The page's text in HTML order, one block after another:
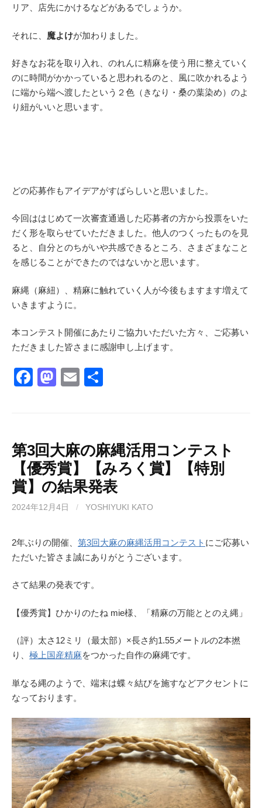
リア、店先にかけるなどがあるでしょうか。
それに、 魔よけが加わりました。
好きなお花を取り入れ、のれんに精麻を使う用に整えていく
のに時間がかかっていると思われるのと、風に吹かれるよう
に端から端へ渡したという２色（きなり・桑の葉染め）のよ
り紐がいいと思います。
どの応募作もアイデアがすばらしいと思いました。
今回ははじめて一次審査通過した応募者の方から投票をいた
だく形を取らせていただきました。他人のつくったものを見
ると、自分とのちがいや共感できるところ、さまざまなこと
を感じることができたのではないかと思います。
麻縄（麻紐）、精麻に触れていく人が今後もますます増えて
いきますように。
本コンテスト開催にあたりご協力いただいた方々、ご応募い
ただきました皆さまに感謝申し上げます。
F
b
o
o
k
M
d
o
n
E
第3回大麻の麻縄活用コンテスト
【優秀賞】【みろく賞】【特別
賞】の結果発表
2024年12月4日 / YOSHIYUKI KATO
2年ぶりの開催、 第3回大麻の麻縄活用コンテスト にご応募い
ただいた皆さま誠にありがとうございます。
さて結果の発表です。
【優秀賞】ひかりのたね mie様、「精麻の万能ととのえ縄」
（評）太さ12ミリ（最太部）×長さ約1.55メートルの2本撚
り、 極上国産精麻をつかった自作の麻縄です。
単なる縄のようで、端末は蝶々結びを施すなどアクセントに
なっております。